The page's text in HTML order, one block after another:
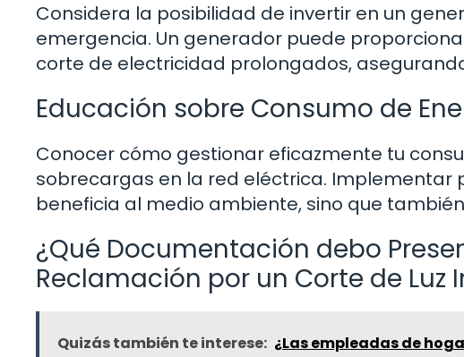
Considera la posibilidad de invertir en un
emergencia. Un generador puede
corte de electricidad prolongados,
Educación sobre Consumo de
Conocer cómo gestionar eficazmente tu
sobrecargas en la red eléctrica. Implementar
beneficia al medio ambiente, sino que
¿Qué Documentación debo
Reclamación por un Corte de Luz
Quizás también te interese: ¿Las empleadas de